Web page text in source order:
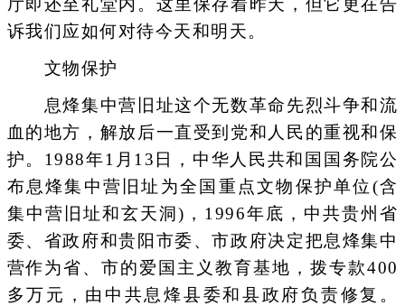
诉我们应如何对待今天和明天。
文物保护
息烽集中营旧址这个无数革命先烈斗争和流
血的地方，解放后一直受到党和人民的重视和保
护。1988年1月13日，中华人民共和国国务院公
布息烽集中营旧址为全国重点文物保护单位(含
集中营旧址和玄天洞)，1996年底，中共贵州省
委、省政府和贵阳市委、市政府决定把息烽集中
营作为省、市的爱国主义教育基地，拨专款400
多万元，由中共息烽县委和县政府负责修复。